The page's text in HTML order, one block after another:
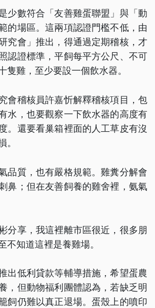
少數符合「友善雞蛋聯盟」與「動
的場區。這兩項認證門檻不低，由
究會」推出，得通過定期稽核，才
認證標準，平飼每平方公尺、不可
隻雞，至少要設一個飲水器。
會稽核員許嘉忻解釋稽核項目，包
水，也要觀察一下飲水器的高度有
。還要看巢箱裡面的人工草皮有沒
。
品質，也有嚴格規範。雞糞分解會
鼻；但在友善飼養的雞舍裡，氨氣
分享，我這裡離市區很近，很多朋
不知道這裡是養雞場。
出低利貸款等輔導措施，希望蛋農
，但動物福利團體認為，若缺乏明
飼仍難以真正退場。蛋殼上的噴印